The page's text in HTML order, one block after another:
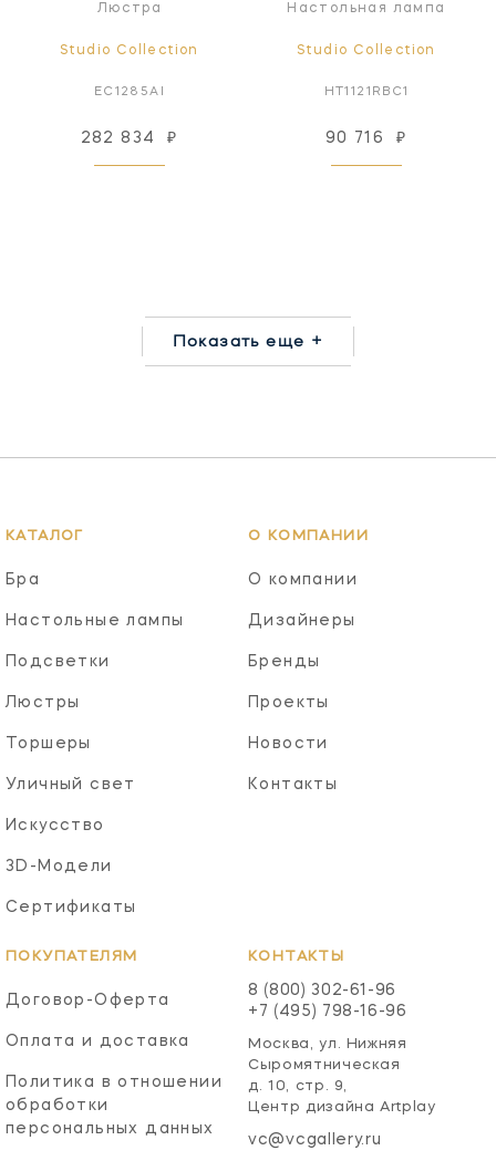
Люстра
Studio Collection
EC1285AI
282 834 ₽
Настольная лампа
Studio Collection
HT1121RBC1
90 716 ₽
Показать еще +
КАТАЛОГ
Бра
Настольные лампы
Подсветки
Люстры
Торшеры
Уличный свет
Искусство
3D-Модели
Сертификаты
О КОМПАНИИ
О компании
Дизайнеры
Бренды
Проекты
Новости
Контакты
ПОКУПАТЕЛЯМ
Договор-Оферта
Оплата и доставка
Политика в отношении
обработки
персональных данных
КОНТАКТЫ
8 (800) 302-61-96
+7 (495) 798-16-96
Москва, ул. Нижняя
Сыромятническая
д. 10, стр. 9,
Центр дизайна Artplay
vc@vcgallery.ru